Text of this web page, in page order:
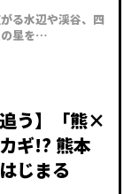
る水辺や渓谷、四
の星を…
う】「熊×
ギ!? 熊本
じまる